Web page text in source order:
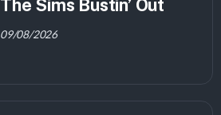
The Sims Bustin’ Out
09/08/2026